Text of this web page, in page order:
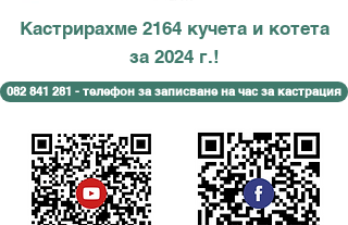
Кастрирахме 2164 кучета и котета
за 2024 г.!
082 841 281 - телефон за записване на час за кастрация